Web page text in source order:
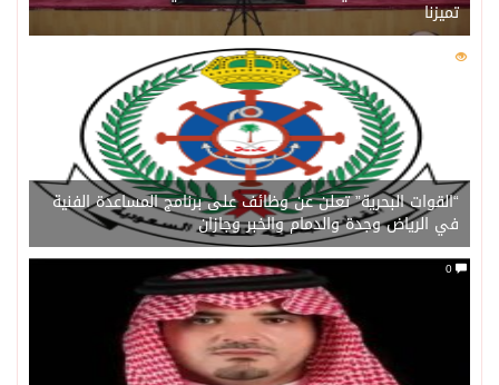
تميزنا
202
“القوات البحرية” تعلن عن وظائف على برنامج المساعدة الفنية
في الرياض وجدة والدمام والخبر وجازان